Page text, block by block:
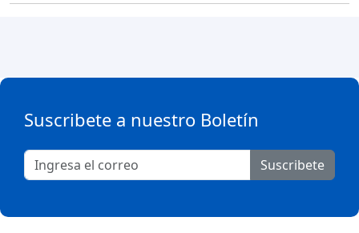
Suscribete a nuestro Boletín
Suscribete